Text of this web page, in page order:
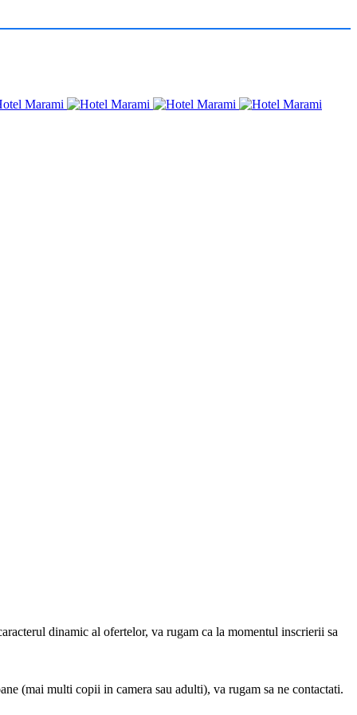
dinamic al ofertelor, va rugam ca la momentul inscrierii sa
(mai multi copii in camera sau adulti), va rugam sa ne contactati.